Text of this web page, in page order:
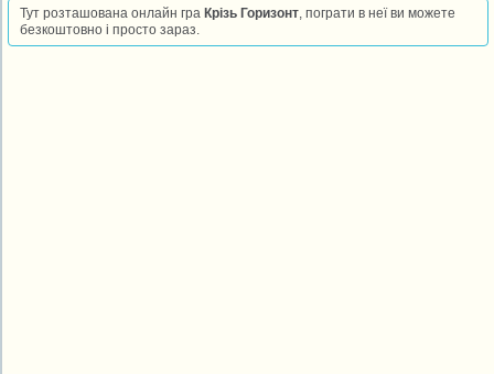
Тут розташована онлайн гра Крізь Горизонт, пограти в неї ви можете
безкоштовно і просто зараз.